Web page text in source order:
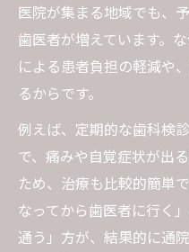
医院が集まる地域でも、
歯医者が増えています。
による患者負担の軽減や
るからです。
例えば、定期的な歯科検
で、痛みや自覚症状が出
ため、治療も比較的簡単
なってから歯医者に行く
通う」方が、結果的に通